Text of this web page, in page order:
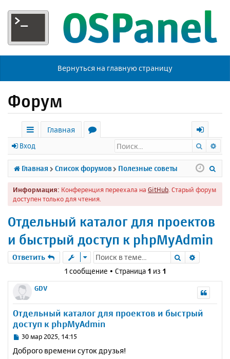
Вернуться на главную страницу
Форум
с
ы
л
к
Главная
р
у
м
х
о
д
Вход Поиск
Главная Список форумов Полезные советы
Информация: Конференция переехала на GitHub . Старый форум
доступен только для чтения.
Отдельный каталог для проектов
и быстрый доступ к phpMyAdmin
Ответить Поиск
1 сообщение • Страница 1 из 1
GDV
Отдельный каталог для проектов и быстрый
доступ к phpMyAdmin
С
о
30 мар 2025, 14:15
Доброго времени суток друзья!